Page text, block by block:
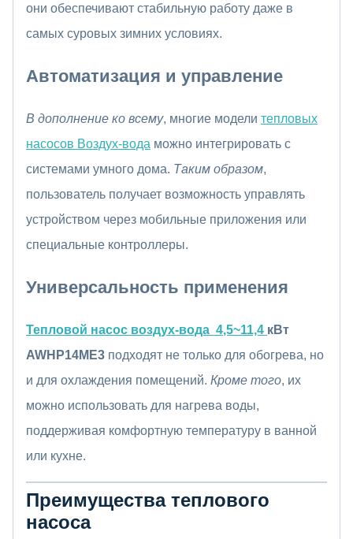
они обеспечивают стабильную работу даже в
самых суровых зимних условиях.
Автоматизация и управление
В дополнение ко всему, многие модели тепловых
насосов Воздух-вода можно интегрировать с
системами умного дома. Таким образом,
пользователь получает возможность управлять
устройством через мобильные приложения или
специальные контроллеры.
Универсальность применения
Тепловой насос воздух-вода 4,5~11,4 кВт
AWHP14ME3 подходят не только для обогрева, но
и для охлаждения помещений. Кроме того, их
можно использовать для нагрева воды,
поддерживая комфортную температуру в ванной
или кухне.
Преимущества теплового
насоса